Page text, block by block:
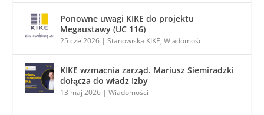
Ponowne uwagi KIKE do projektu
Megaustawy (UC 116)
25 cze 2026 |Stanowiska KIKE,Wiadomości
KIKE wzmacnia zarząd. Mariusz Siemiradzki
dołącza do władz Izby
13 maj 2026 |Wiadomości